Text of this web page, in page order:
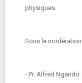
physiques.
Sous la
- Pr. Alfred